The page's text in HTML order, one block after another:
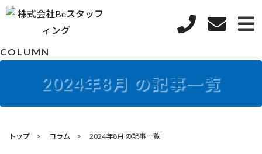
COLUMN
2024年8月 の記事一覧
トップ コラム 2024年8月 の記事一覧